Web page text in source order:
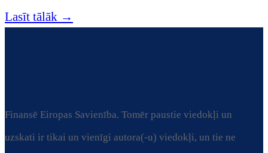
Lasīt tālāk →
Finansē Eiropas Savienība. Tomēr paustie viedokļi un
uzskati ir tikai un vienīgi autora(-u) viedokļi, un tie ne